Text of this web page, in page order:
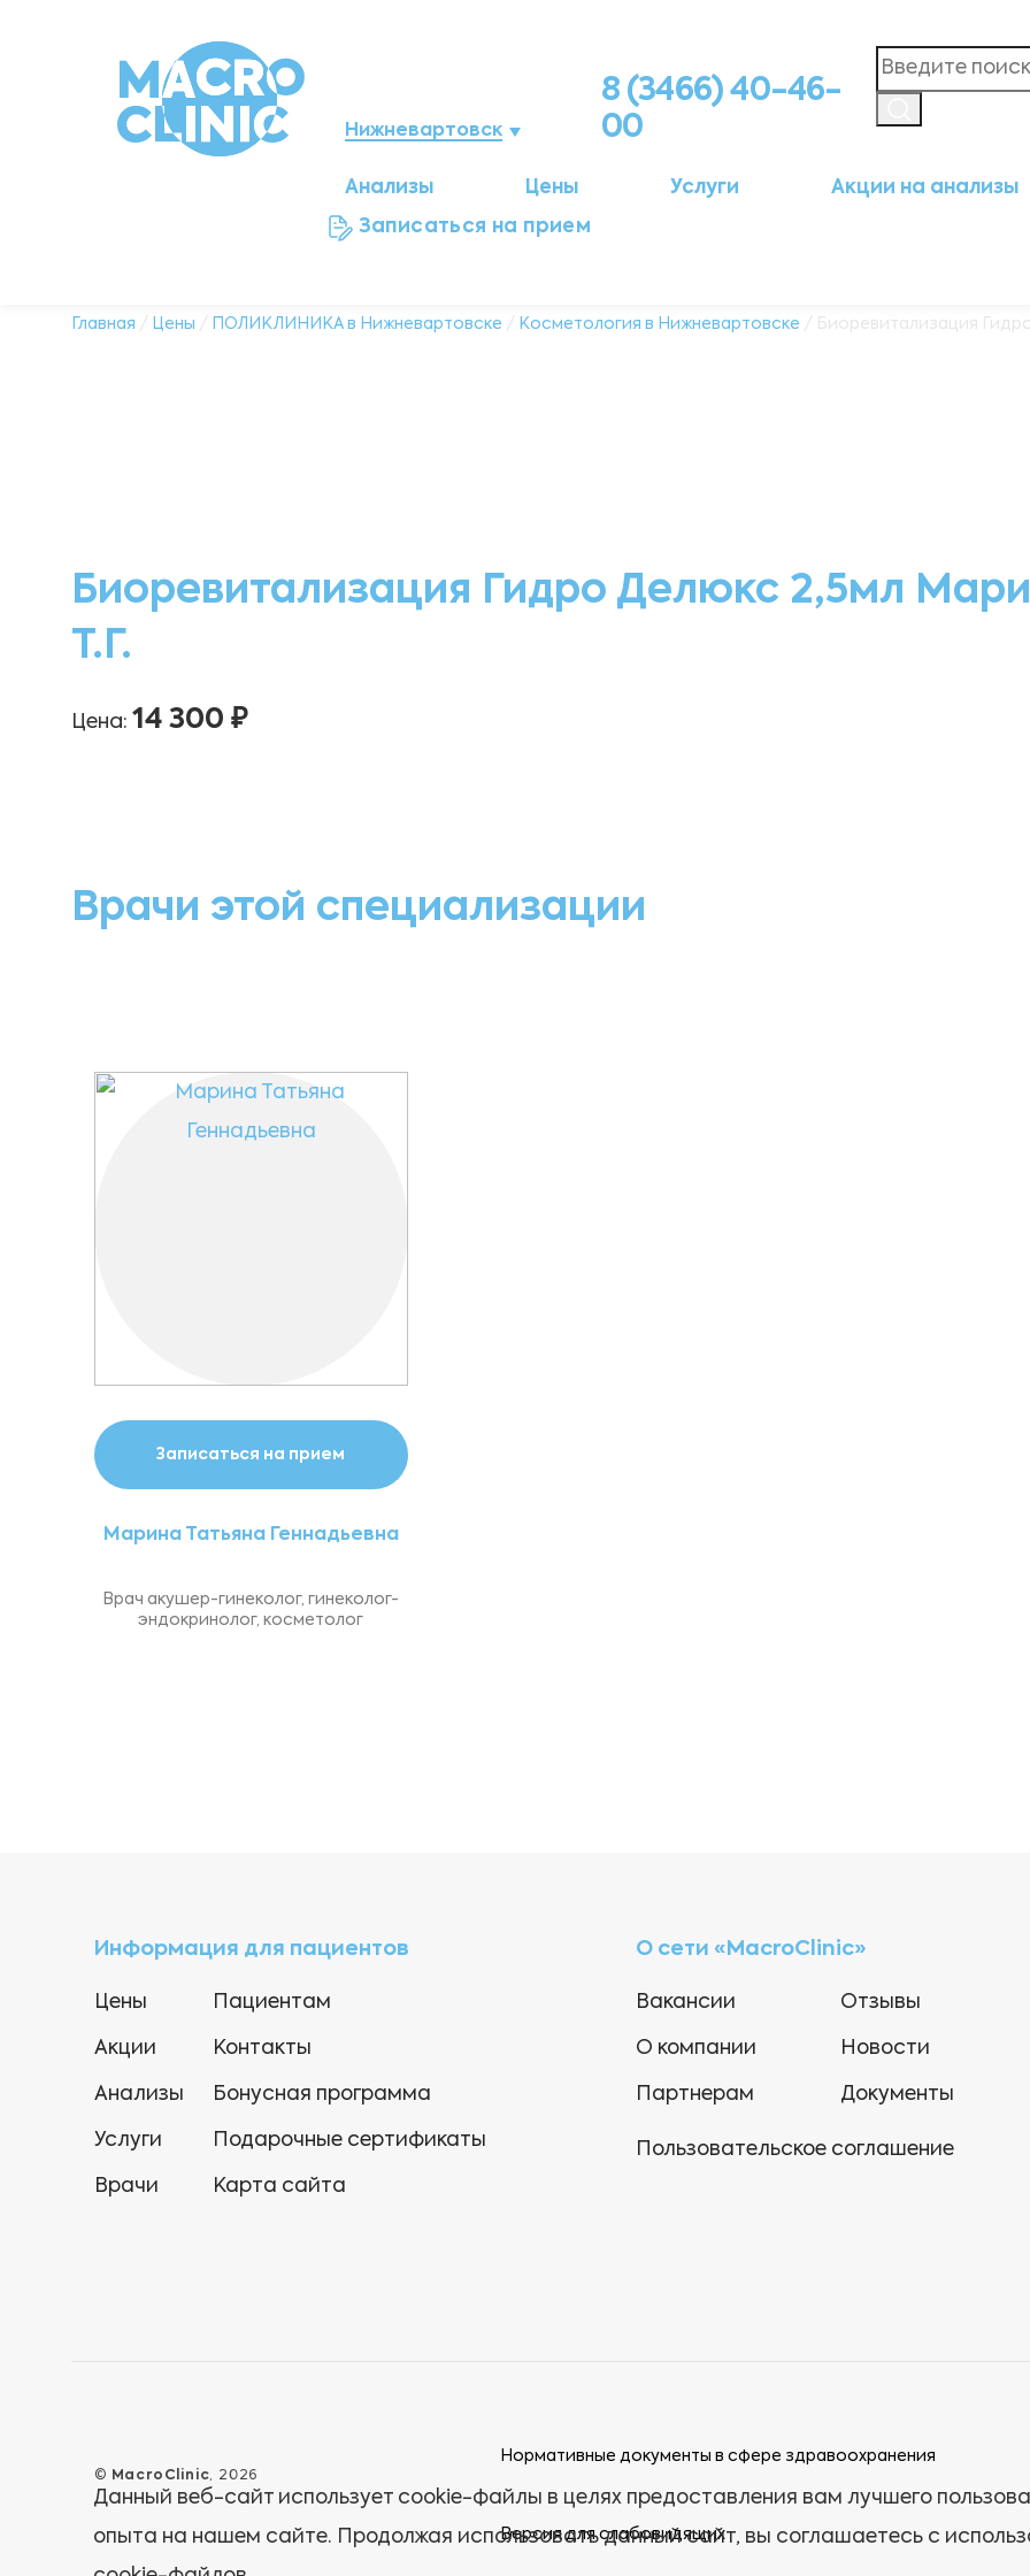
Нижневартовск
Мегион
8 (3466) 40-46-
00
Анализы Цены Услуги Акции на анализы
Записаться на прием
Главная / Цены / ПОЛИКЛИНИКА в Нижневартовске / Косметология в Нижневартовске / Биоревитализация
Биоревитализация Гидро Делюкс 2,5мл
Т.Г.
Цена: 14 300 ₽
Врачи этой специализации
Записаться на прием
Марина Татьяна Геннадьевна
Врач акушер-гинеколог, гинеколог-
эндокринолог, косметолог
Информация для пациентов
Цены
Акции
Анализы
Услуги
Врачи
Пациентам
Контакты
Бонусная программа
Подарочные сертификаты
Карта сайта
О сети «MacroClinic»
Вакансии
О компании
Партнерам
Отзывы
Новости
Документы
Пользовательское соглашение
© MacroClinic, 2026
Нормативные документы в сфере здравоохранения
Версия для слабовидящих
Данный веб-сайт использует cookie-файлы в целях предоставления вам лучшего
опыта на нашем сайте. Продолжая использовать данный сайт, вы соглашаетесь с